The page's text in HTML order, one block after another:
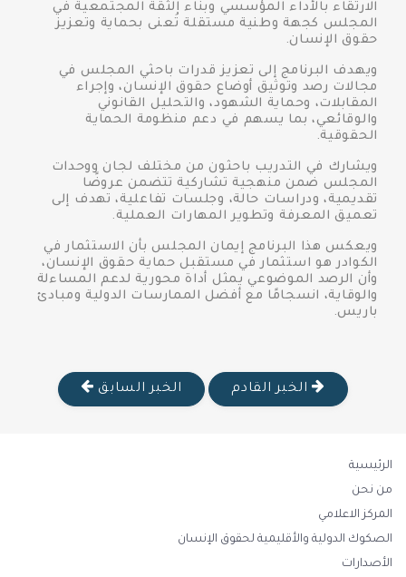
الارتقاء بالأداء المؤسسي وبناء الثقة المجتمعية في
المجلس كجهة وطنية مستقلة تُعنى بحماية وتعزيز
حقوق الإنسان.
ويهدف البرنامج إلى تعزيز قدرات باحثي المجلس في
مجالات رصد وتوثيق أوضاع حقوق الإنسان، وإجراء
المقابلات، وحماية الشهود، والتحليل القانوني
والوقائعي، بما يسهم في دعم منظومة الحماية
الحقوقية.
ويشارك في التدريب باحثون من مختلف لجان ووحدات
المجلس ضمن منهجية تشاركية تتضمن عروضًا
تقديمية، ودراسات حالة، وجلسات تفاعلية، تهدف إلى
تعميق المعرفة وتطوير المهارات العملية.
ويعكس هذا البرنامج إيمان المجلس بأن الاستثمار في
الكوادر هو استثمار في مستقبل حماية حقوق الإنسان،
وأن الرصد الموضوعي يمثل أداة محورية لدعم المساءلة
والوقاية، انسجامًا مع أفضل الممارسات الدولية ومبادئ
باريس.
الخبر القادم الخبر السابق
الرئيسية
من نحن
المركز الاعلامي
الصكوك الدولية والأقليمية لحقوق الإنسان
الأصدارات